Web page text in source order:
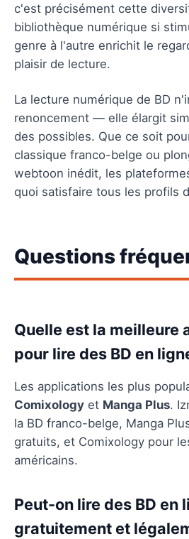
c'est précisément cette
bibliothèque numérique si
genre à l'autre enrichit le
plaisir de lecture.
La lecture numérique de BD
renoncement — elle élargit
des possibles. Que ce soit
classique franco-belge ou
webtoon inédit, les
quoi satisfaire tous les profils
Questions
Quelle est la meilleure
pour lire des BD en
Les applications les plus
Comixology et Manga Plus.
la BD franco-belge, Manga
gratuits, et Comixology pour
américains.
Peut-on lire des BD en
gratuitement et